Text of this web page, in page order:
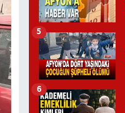
5
6